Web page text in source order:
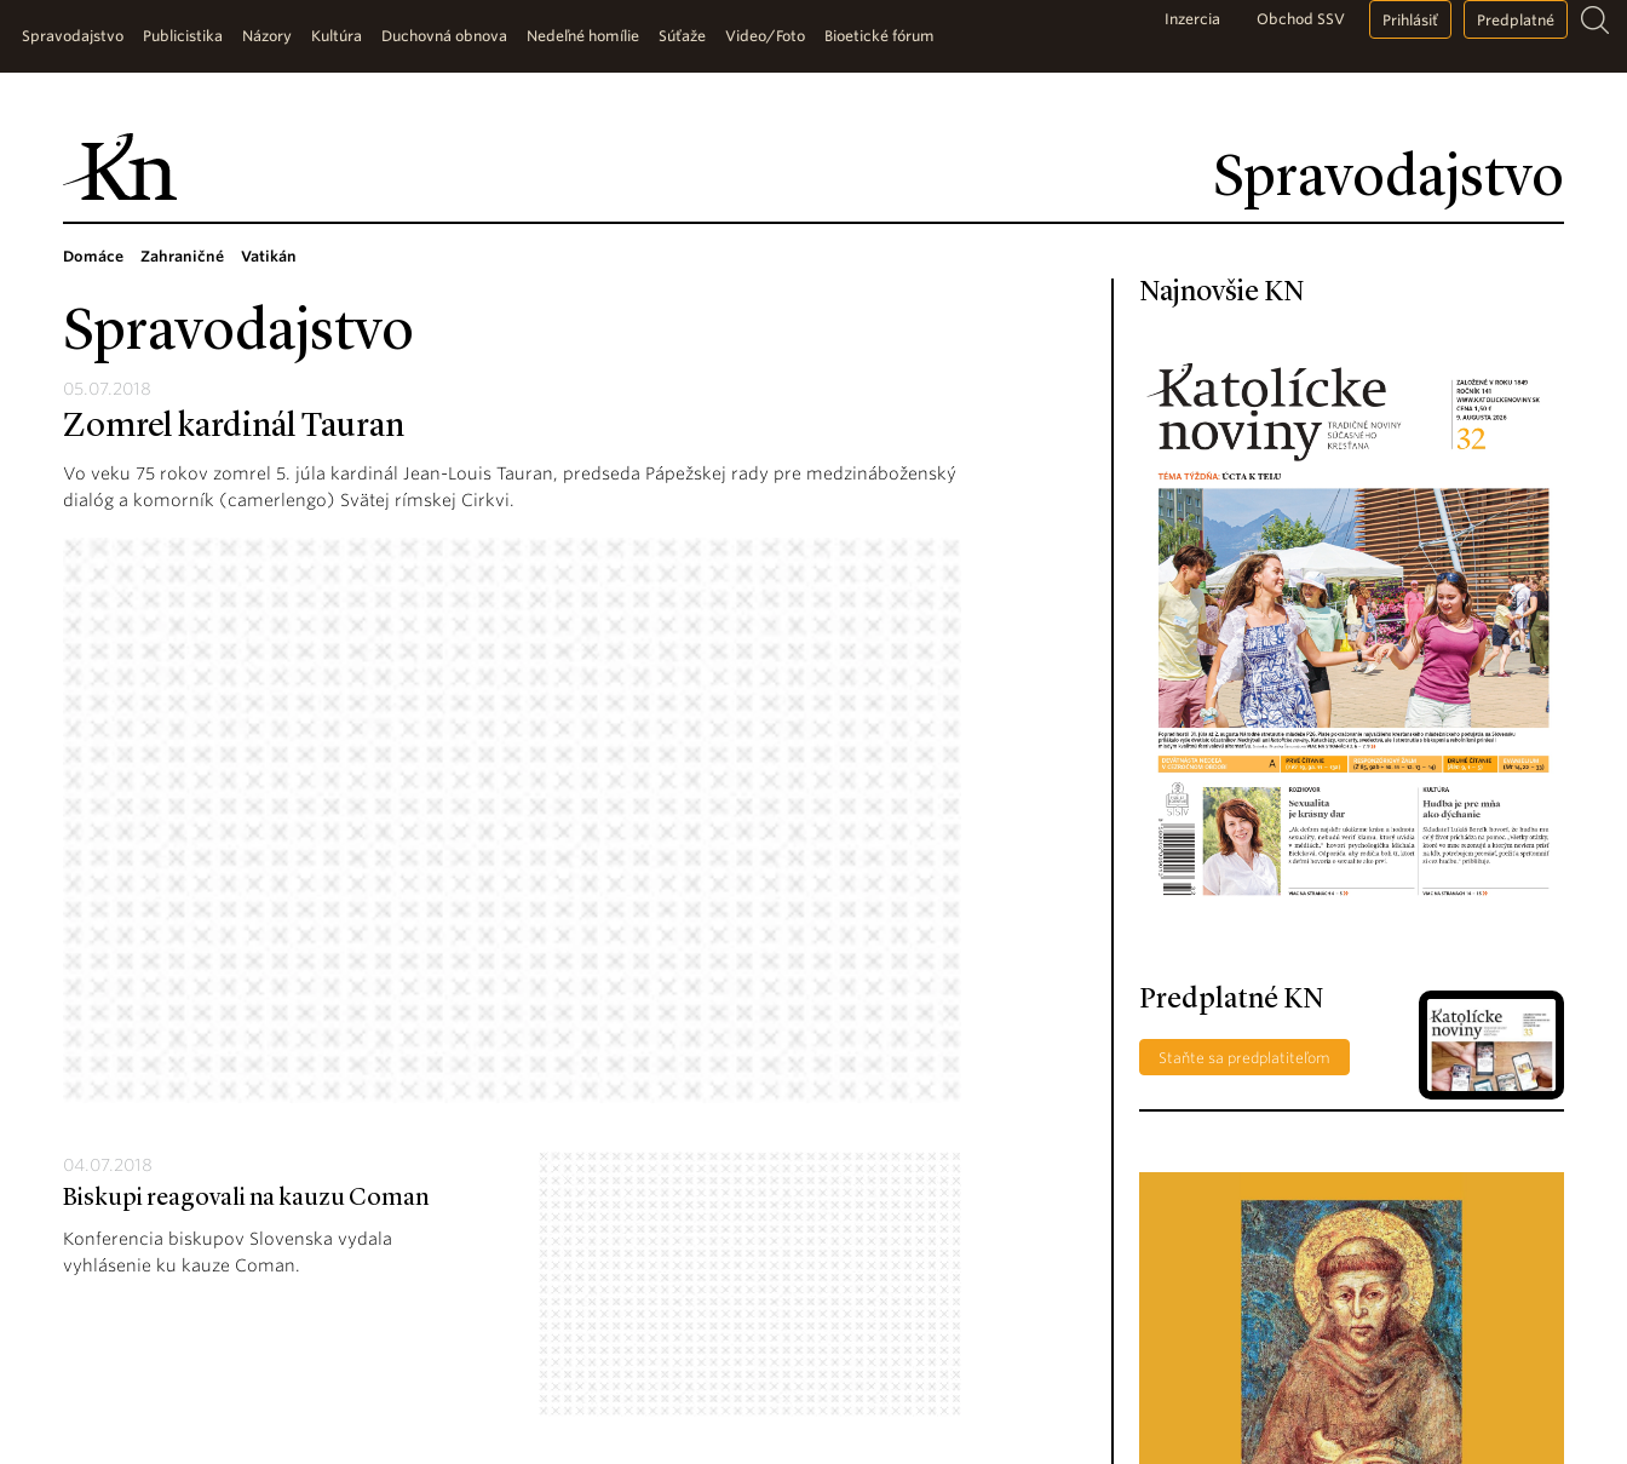
Spravodajstvo
Spravodajstvo Publicistika Názory Kultúra Duchovná obnova Nedeľné homílie Súťaže Video/Foto Bioetické fórum
Inzercia Obchod SSV Prihlásiť Predplatné
Domáce Zahraničné Vatikán
Spravodajstvo
05.07.2018
Zomrel kardinál Tauran
Vo veku 75 rokov zomrel 5. júla kardinál Jean-Louis Tauran, predseda Pápežskej rady pre medzináboženský
dialóg a komorník (camerlengo) Svätej rímskej Cirkvi.
04.07.2018
Biskupi reagovali na kauzu Coman
Konferencia biskupov Slovenska vydala
vyhlásenie ku kauze Coman.
Najnovšie KN
Predplatné KN
Staňte sa predplatiteľom